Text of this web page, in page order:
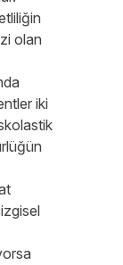
olan
iki